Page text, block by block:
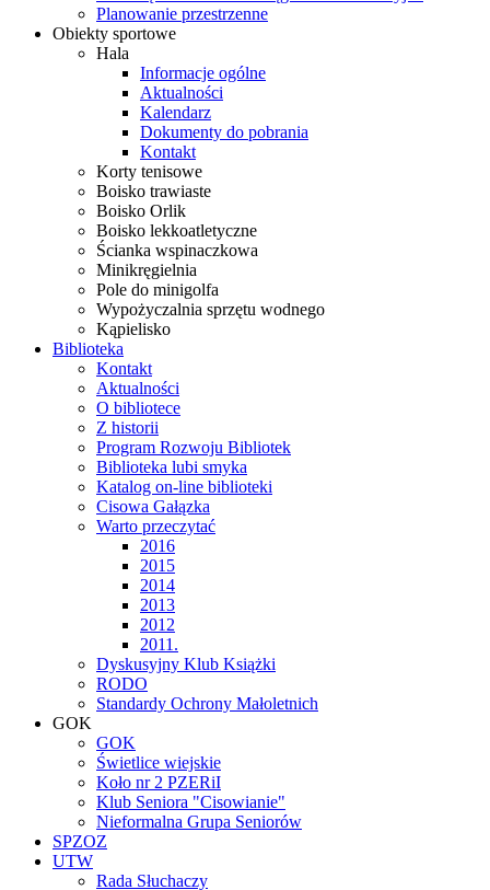
Planowanie przestrzenne
Obiekty sportowe
Hala
Informacje ogólne
Aktualności
Kalendarz
Dokumenty do pobrania
Kontakt
Korty tenisowe
Boisko trawiaste
Boisko Orlik
Boisko lekkoatletyczne
Ścianka wspinaczkowa
Minikręgielnia
Pole do minigolfa
Wypożyczalnia sprzętu wodnego
Kąpielisko
Biblioteka
Kontakt
Aktualności
O bibliotece
Z historii
Program Rozwoju Bibliotek
Biblioteka lubi smyka
Katalog on-line biblioteki
Cisowa Gałązka
Warto przeczytać
2016
2015
2014
2013
2012
2011.
Dyskusyjny Klub Książki
RODO
Standardy Ochrony Małoletnich
GOK
GOK
Świetlice wiejskie
Koło nr 2 PZERiI
Klub Seniora "Cisowianie"
Nieformalna Grupa Seniorów
SPZOZ
UTW
Rada Słuchaczy